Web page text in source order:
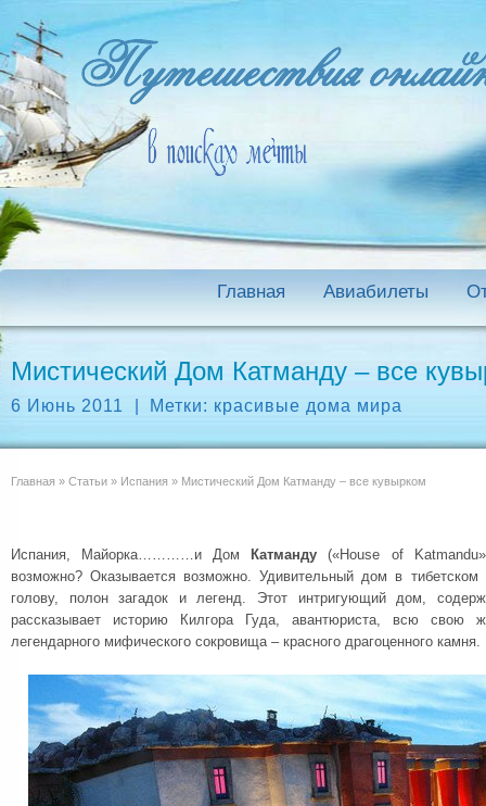
Главная Авиабилеты
Мистический Дом Катманду – все
6 Июнь 2011 Метки: красивые дома мира
Главная » Статьи » Испания » Мистический Дом Катманду – все кувырком
Испания, Майорка…………и Дом Катманду («House of
возможно? Оказывается возможно. Удивительный дом в
голову, полон загадок и легенд. Этот интригующий дом,
рассказывает историю Килгора Гуда, авантюриста, всю свою
легендарного мифического сокровища – красного драгоценного камня.